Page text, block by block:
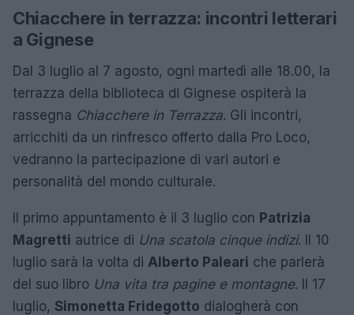
Chiacchere in terrazza: incontri letterari
a Gignese
Dal 3 luglio al 7 agosto, ogni martedì alle 18.00, la
terrazza della biblioteca di Gignese ospiterà la
rassegna Chiacchere in Terrazza. Gli incontri,
arricchiti da un rinfresco offerto dalla Pro Loco,
vedranno la partecipazione di vari autori e
personalità del mondo culturale.
Il primo appuntamento è il 3 luglio con Patrizia
Magretti autrice di Una scatola cinque indizi. Il 10
luglio sarà la volta di Alberto Paleari che parlerà
del suo libro Una vita tra pagine e montagne. Il 17
luglio, Simonetta Fridegotto dialogherà con